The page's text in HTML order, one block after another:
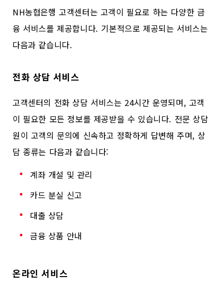
NH농협은행 고객센터는 고객이 필요로 하는 다양한 금
융 서비스를 제공합니다. 기본적으로 제공되는 서비스는
다음과 같습니다.
전화 상담 서비스
고객센터의 전화 상담 서비스는 24시간 운영되며, 고객
이 필요한 모든 정보를 제공받을 수 있습니다. 전문 상담
원이 고객의 문의에 신속하고 정확하게 답변해 주며, 상
담 종류는 다음과 같습니다:
계좌 개설 및 관리
카드 분실 신고
대출 상담
금융 상품 안내
온라인 서비스